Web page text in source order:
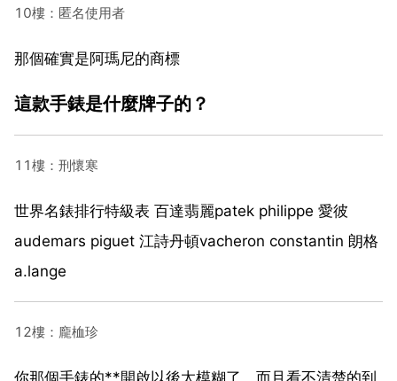
10樓：匿名使用者
那個確實是阿瑪尼的商標
這款手錶是什麼牌子的？
11樓：刑懷寒
世界名錶排行特級表 百達翡麗patek philippe 愛彼
audemars piguet 江詩丹頓vacheron constantin 朗格
a.lange
12樓：龐桖珍
你那個手錶的**開啟以後太模糊了，而且看不清楚的到